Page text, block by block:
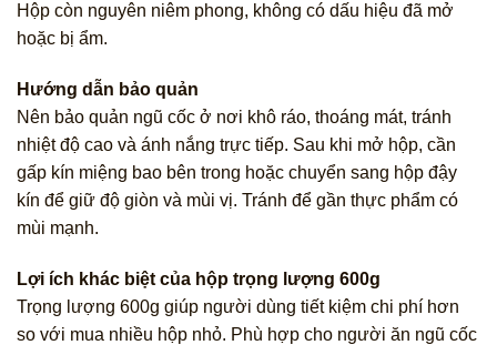
Hộp còn nguyên niêm phong, không có dấu hiệu đã mở
hoặc bị ẩm.
Hướng dẫn bảo quản
Nên bảo quản ngũ cốc ở nơi khô ráo, thoáng mát, tránh
nhiệt độ cao và ánh nắng trực tiếp. Sau khi mở hộp, cần
gấp kín miệng bao bên trong hoặc chuyển sang hộp đậy
kín để giữ độ giòn và mùi vị. Tránh để gần thực phẩm có
mùi mạnh.
Lợi ích khác biệt của hộp trọng lượng 600g
Trọng lượng 600g giúp người dùng tiết kiệm chi phí hơn
so với mua nhiều hộp nhỏ. Phù hợp cho người ăn ngũ cốc